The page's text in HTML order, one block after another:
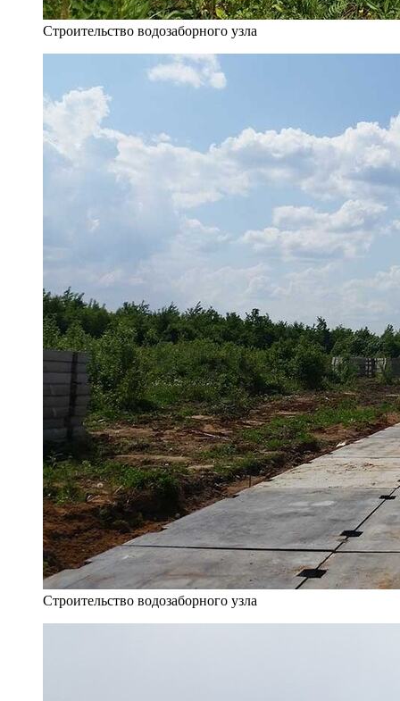
Строительство водозаборного узла
Строительство водозаборного узла